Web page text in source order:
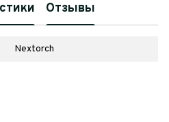
Отзывы
Nextorch